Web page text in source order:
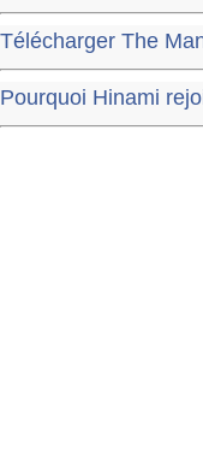
Télécharger The
Pourquoi Hinami